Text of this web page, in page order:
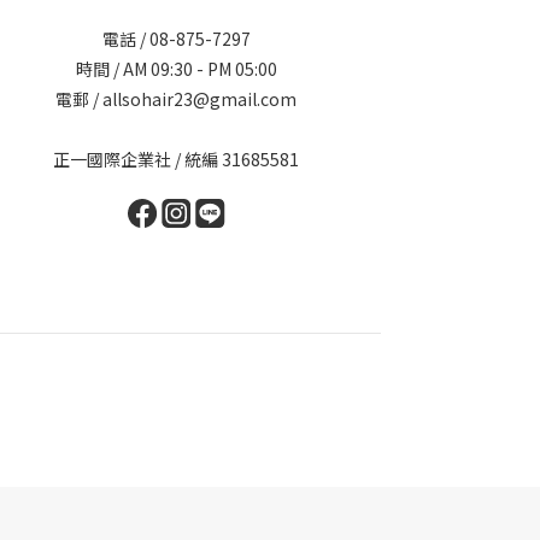
電話 / 08-875-7297
時間 / AM 09:30 - PM 05:00
電郵 / allsohair23@gmail.com
正一國際企業社 / 統編 31685581